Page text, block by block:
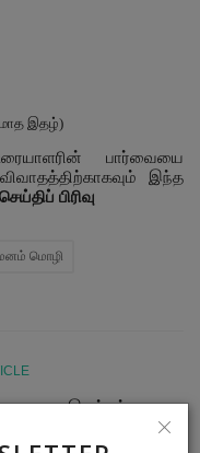
மாத இதழ்)
பார்வையை
விவாதத்திற்காகவும் இந்த
பிரிவு
மொழி
இயக்கத்தை